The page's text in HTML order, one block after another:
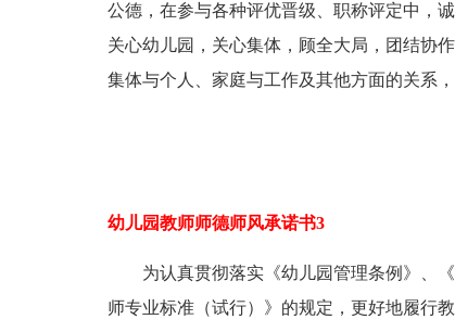
公德，在参与各种评优晋级、职称评定中，
关心幼儿园，关心集体，顾全大局，团结协
集体与个人、家庭与工作及其他方面的关系，
幼儿园教师师德师风承诺书3
为认真贯彻落实《幼儿园管理条例》、《
师专业标准（试行）》的规定，更好地履行